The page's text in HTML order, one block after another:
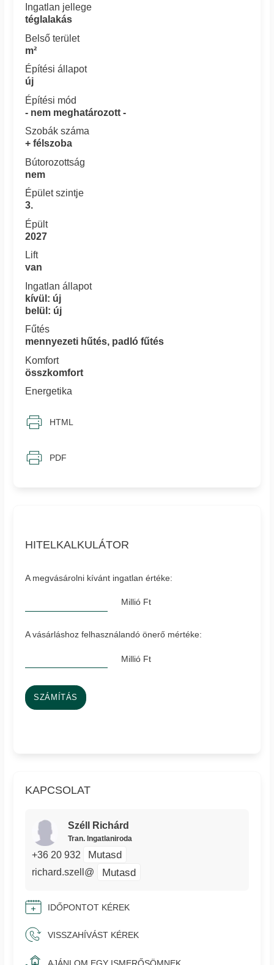
HITELKALKULÁTOR
A megvásárolni kívánt ingatlan értéke:
Millió Ft
A vásárláshoz felhasználandó önerő mértéke:
Millió Ft
SZÁMÍTÁS
KAPCSOLAT
Széll Richárd
Tran. Ingatlaniroda
+36 20 932 Mutasd
richard.szell@ Mutasd
IDŐPONTOT KÉREK
VISSZAHÍVÁST KÉREK
Ingatlan jellege
téglalakás
Belső terület
m²
Építési állapot
új
Építési mód
- nem meghatározott -
Szobák száma
+ félszoba
Bútorozottság
nem
Épület szintje
3.
Épült
2027
Lift
van
Ingatlan állapot
kívül: új
belül: új
Fűtés
mennyezeti hűtés, padló fűtés
Komfort
összkomfort
Energetika
HTML
PDF